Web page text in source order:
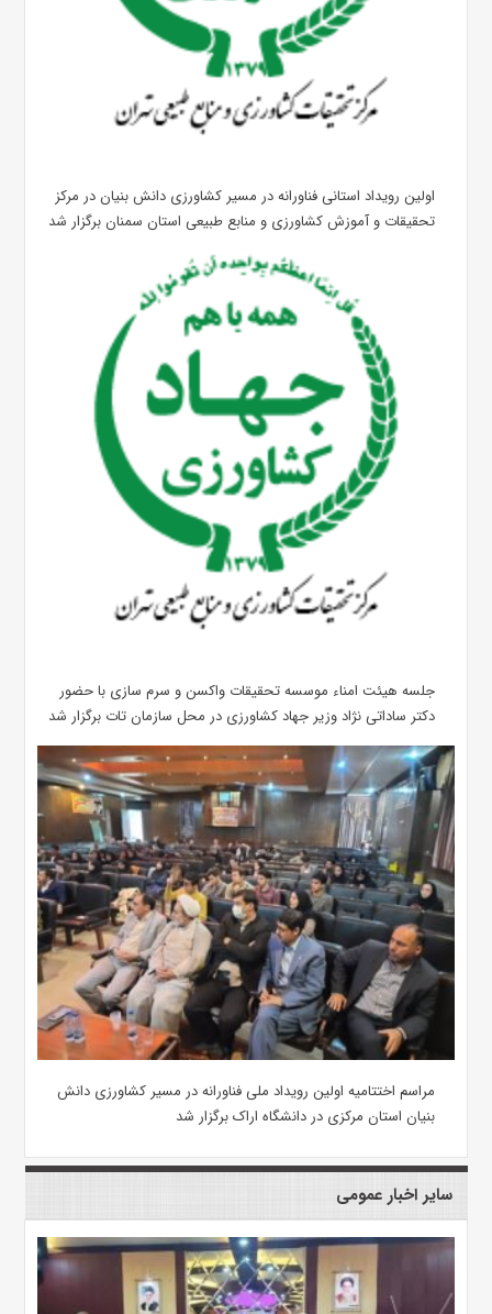
اولین رویداد استانی فناورانه در مسیر کشاورزی دانش بنیان در مرکز
تحقیقات و آموزش کشاورزی و منابع طبیعی استان سمنان برگزار شد
جلسه هیئت امناء موسسه تحقیقات واکسن و سرم سازی با حضور
دکتر ساداتی نژاد وزیر جهاد کشاورزی در محل سازمان تات برگزار شد
مراسم اختتامیه اولین رویداد ملی فناورانه در مسیر کشاورزی دانش
بنیان استان مرکزی در دانشگاه اراک برگزار شد
سایر اخبار عمومی